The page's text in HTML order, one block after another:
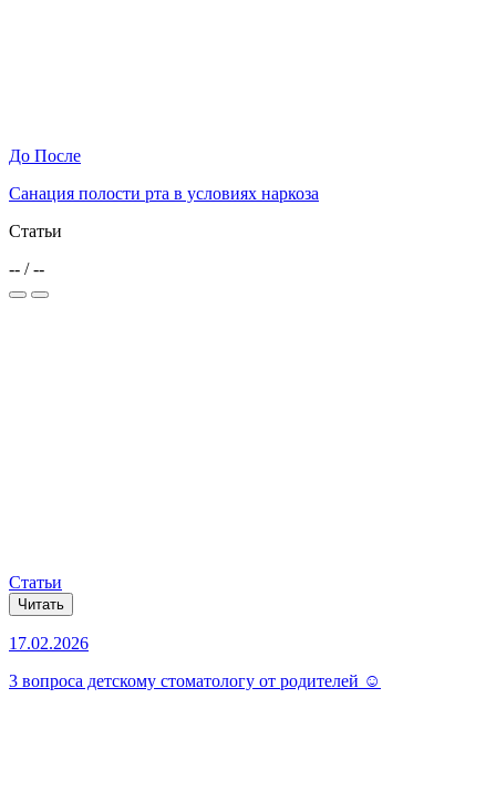
До После
Санация полости рта в условиях наркоза
Статьи
-- / --
Статьи
Читать
17.02.2026
3 вопроса детскому стоматологу от родителей ☺️